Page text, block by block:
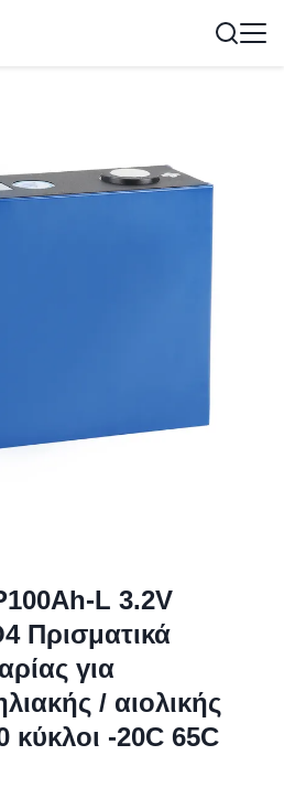
L 3.2V
Πρισματικά
για
/ αιολικής
κύκλοι -20C 65C